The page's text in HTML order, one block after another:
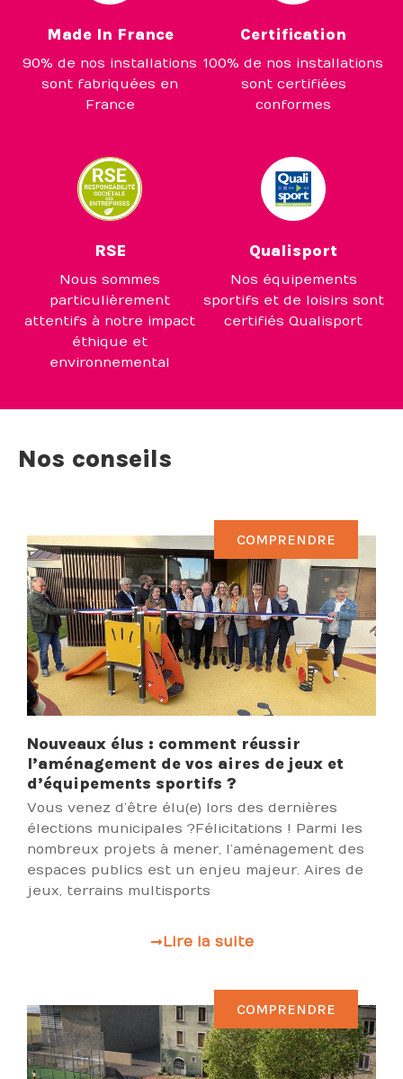
Made In France
90% de nos installations
sont fabriquées en
France
Certification
100% de nos installations
sont certifiées
conformes
RSE
Nous sommes
particulièrement
attentifs à notre impact
éthique et
environnemental
Qualisport
Nos équipements
sportifs et de loisirs sont
certifiés Qualisport
Nos conseils
COMPRENDRE
Nouveaux élus : comment réussir
l’aménagement de vos aires de jeux et
d’équipements sportifs ?
Vous venez d’être élu(e) lors des dernières
élections municipales ?Félicitations ! Parmi les
nombreux projets à mener, l’aménagement des
espaces publics est un enjeu majeur. Aires de
jeux, terrains multisports
Lire la suite
COMPRENDRE